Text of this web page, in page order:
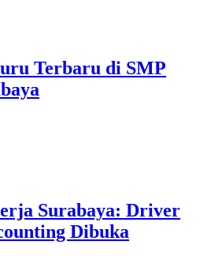
Terbaru di SMP
Surabaya: Driver
Dibuka